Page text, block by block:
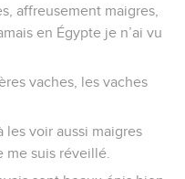
affreusement maigres,
en Égypte je n’ai vu
vaches, les vaches
les voir aussi maigres
me suis réveillé.